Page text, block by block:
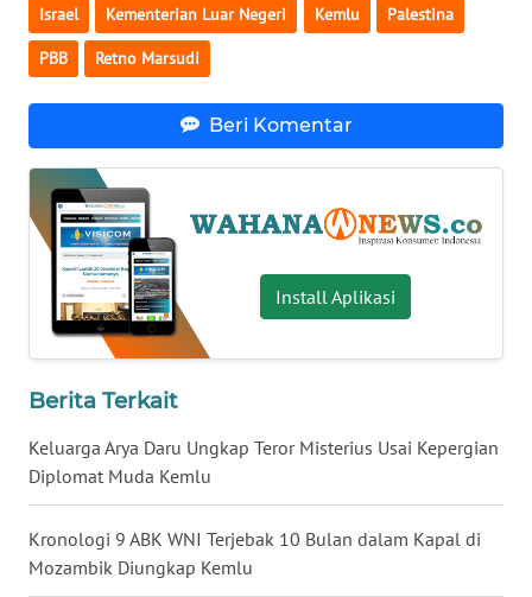
Israel Kementerian Luar Negeri Kemlu Palestina
PBB Retno Marsudi
Beri Komentar
Install Aplikasi
Berita Terkait
Keluarga Arya Daru Ungkap Teror Misterius Usai Kepergian
Diplomat Muda Kemlu
Kronologi 9 ABK WNI Terjebak 10 Bulan dalam Kapal di
Mozambik Diungkap Kemlu
WN
SULBAR
WN
WN
SUMBAR
WN
SUMSEL
WN
BENGKULU
WN
LAMPUNG
WN
JATENG